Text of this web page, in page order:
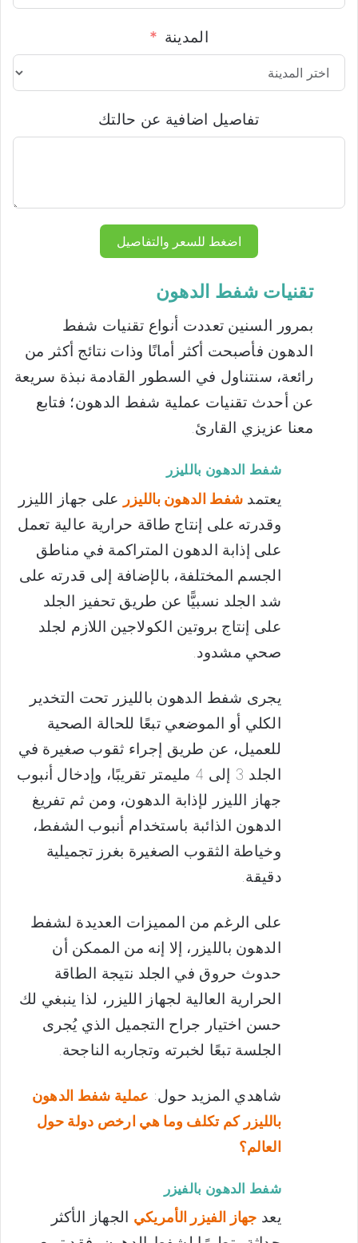
المدينة
تفاصيل اضافية عن حالتك
اضغط للسعر والتفاصيل
تقنيات شفط الدهون
بمرور السنين تعددت أنواع تقنيات شفط
الدهون فأصبحت أكثر أمانًا وذات نتائج أكثر من
رائعة، سنتناول في السطور القادمة نبذة سريعة
عن أحدث تقنيات عملية شفط الدهون؛ فتابع
معنا عزيزي القارئ.
شفط الدهون بالليزر
يعتمد شفط الدهون بالليزر على جهاز الليزر
وقدرته على إنتاج طاقة حرارية عالية تعمل
على إذابة الدهون المتراكمة في مناطق
الجسم المختلفة، بالإضافة إلى قدرته على
شد الجلد نسبيًّا عن طريق تحفيز الجلد
على إنتاج بروتين الكولاجين اللازم لجلد
صحي مشدود.
يجرى شفط الدهون بالليزر تحت التخدير
الكلي أو الموضعي تبعًا للحالة الصحية
للعميل، عن طريق إجراء ثقوب صغيرة في
الجلد 3 إلى 4 مليمتر تقريبًا، وإدخال أنبوب
جهاز الليزر لإذابة الدهون، ومن ثم تفريغ
الدهون الذائبة باستخدام أنبوب الشفط،
وخياطة الثقوب الصغيرة بغرز تجميلية
دقيقة.
على الرغم من المميزات العديدة لشفط
الدهون بالليزر، إلا إنه من الممكن أن
حدوث حروق في الجلد نتيجة الطاقة
الحرارية العالية لجهاز الليزر، لذا ينبغي لك
حسن اختيار جراح التجميل الذي يُجرى
الجلسة تبعًا لخبرته وتجاربه الناجحة.
شاهدي المزيد حول: عملية شفط الدهون
بالليزر كم تكلف وما هي ارخص دولة حول
العالم؟
شفط الدهون بالفيزر
يعد جهاز الفيزر الأمريكي الجهاز الأكثر